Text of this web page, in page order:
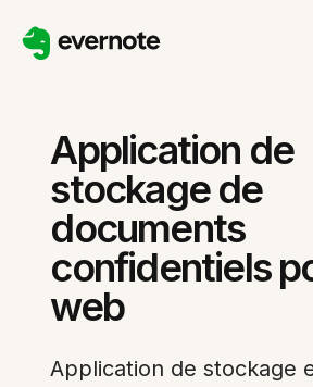
Application de
stockage de
documents
confidentiels
web
Application de stockage